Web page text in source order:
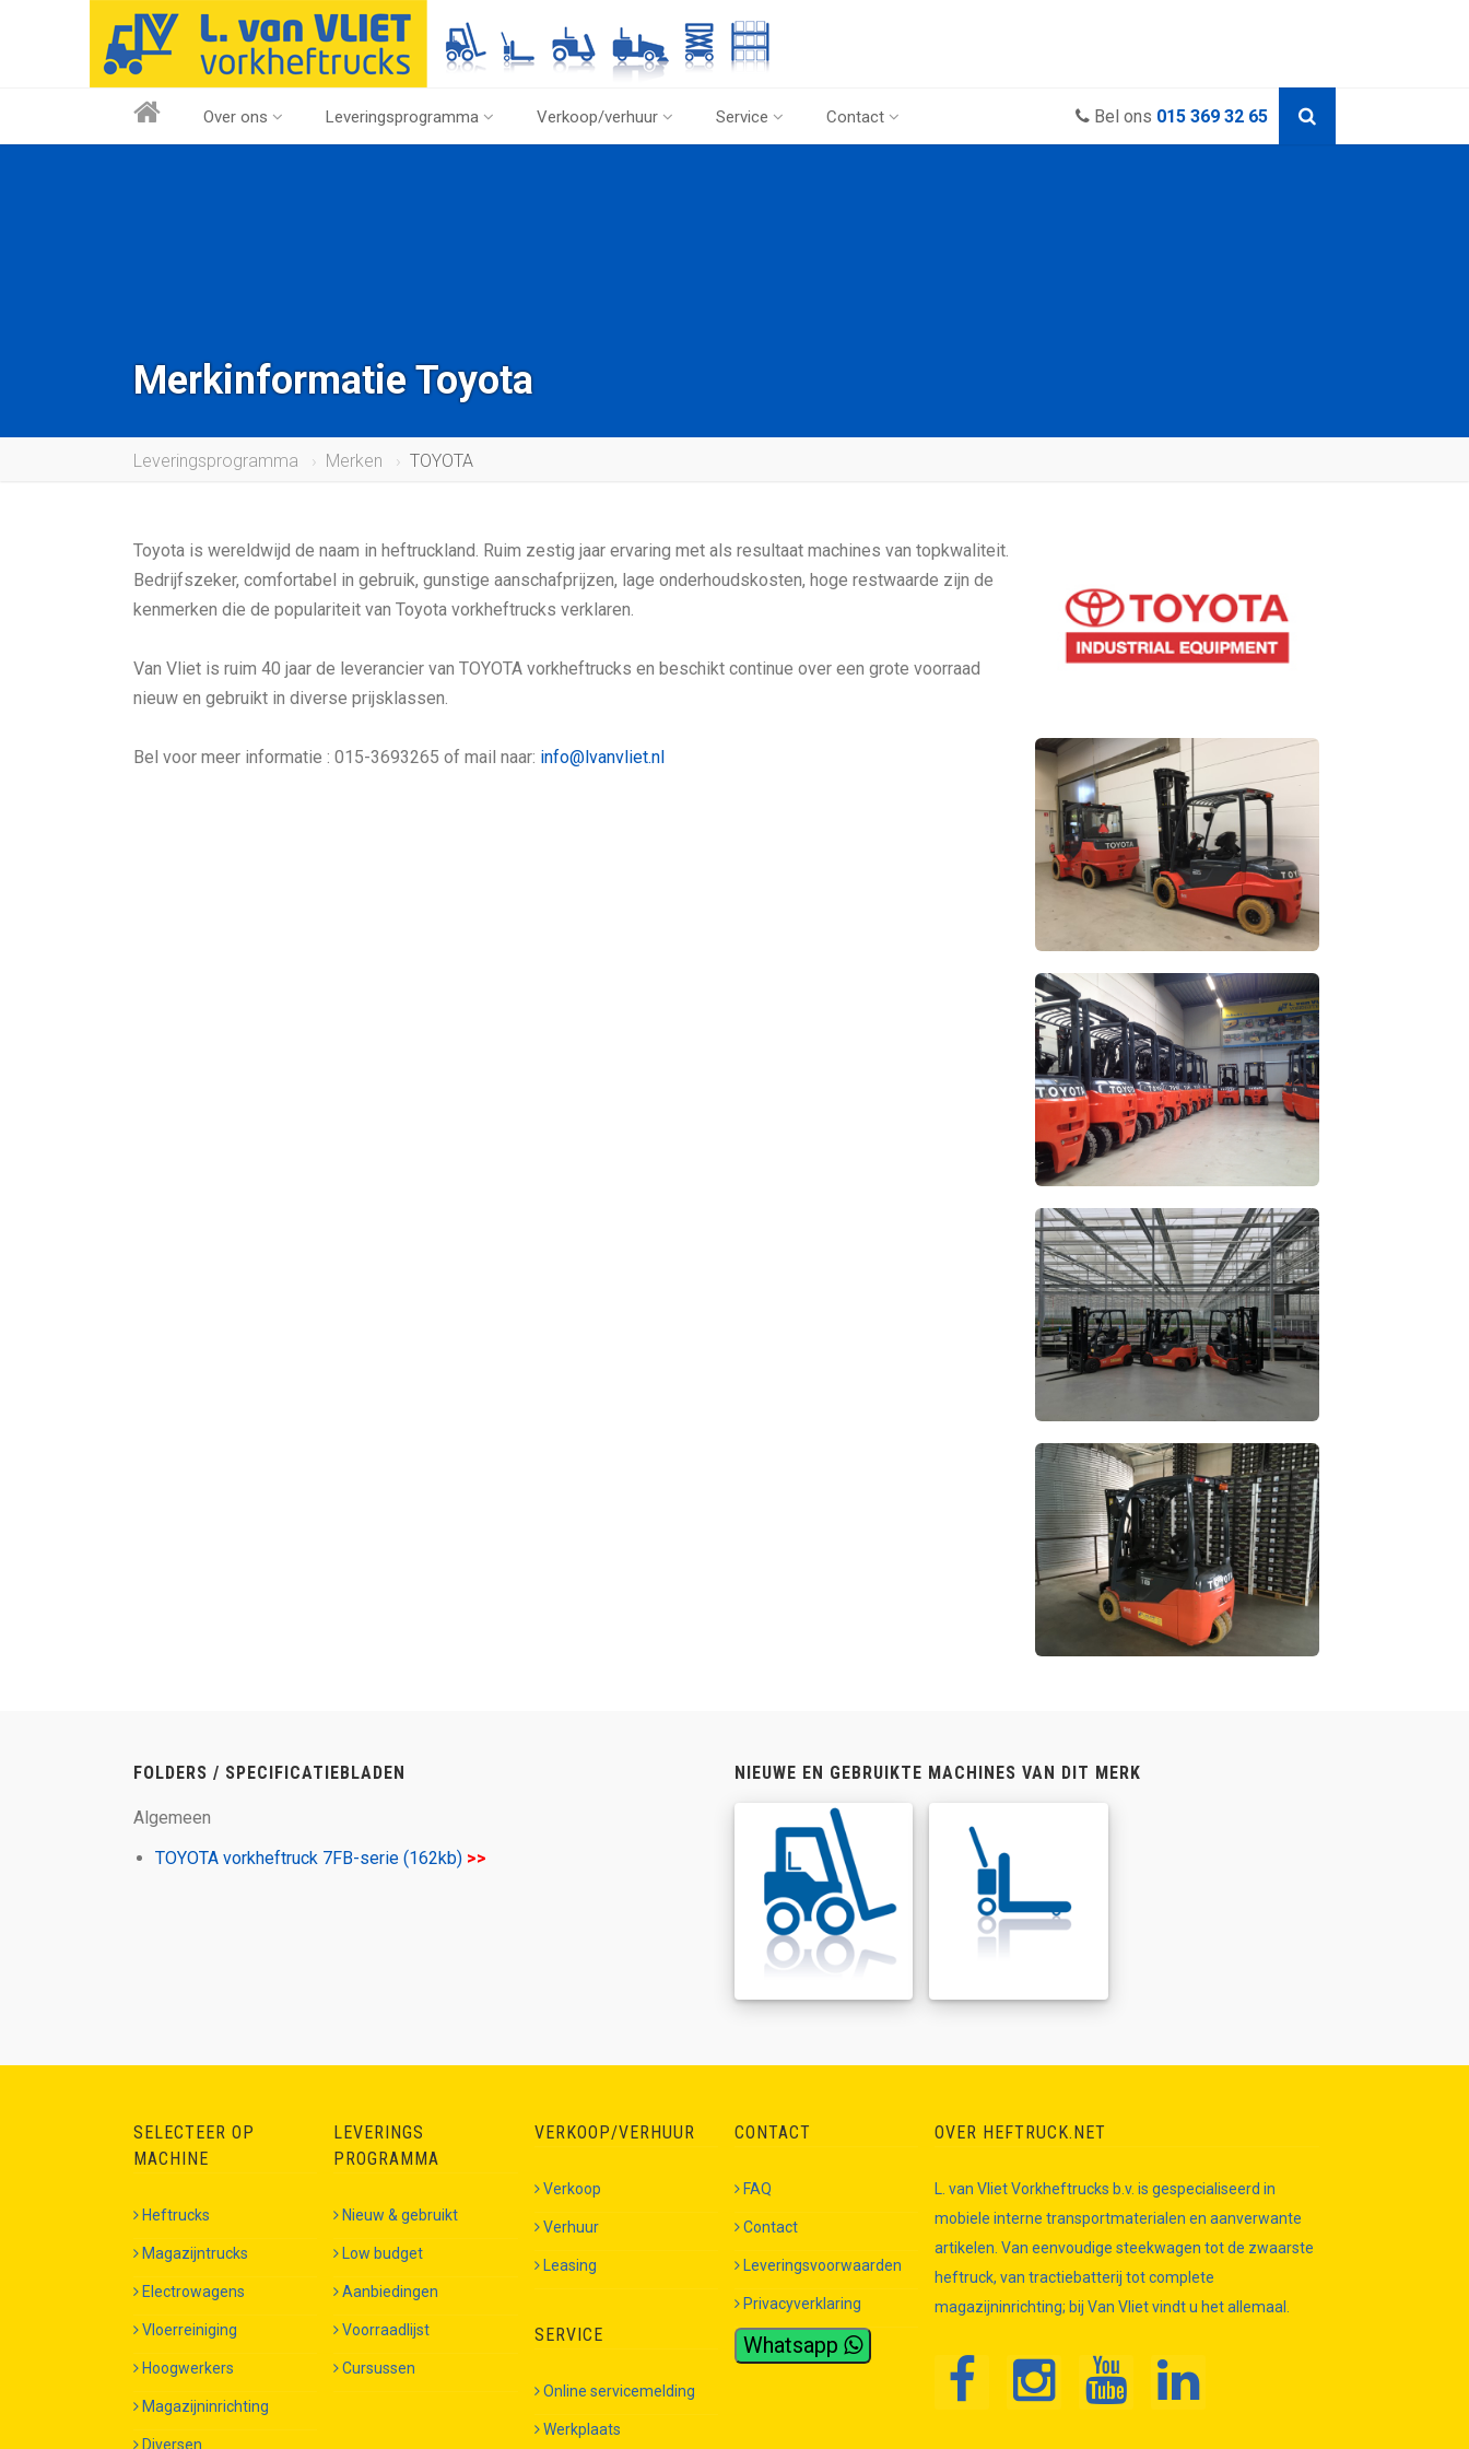
Bel ons 015 369 32 65
Over ons Leveringsprogramma Verkoop/verhuur Service Contact
Merkinformatie Toyota
Leveringsprogramma Merken TOYOTA
Toyota is wereldwijd de naam in heftruckland. Ruim zestig jaar ervaring met als resultaat machines van topkwaliteit.
Bedrijfszeker, comfortabel in gebruik, gunstige aanschafprijzen, lage onderhoudskosten, hoge restwaarde zijn de
kenmerken die de populariteit van Toyota vorkheftrucks verklaren.
Van Vliet is ruim 40 jaar de leverancier van TOYOTA vorkheftrucks en beschikt continue over een grote voorraad
nieuw en gebruikt in diverse prijsklassen.
Bel voor meer informatie : 015-3693265 of mail naar: info@lvanvliet.nl
FOLDERS / SPECIFICATIEBLADEN
Algemeen
TOYOTA vorkheftruck 7FB-serie (162kb) >>
NIEUWE EN GEBRUIKTE MACHINES VAN DIT MERK
SELECTEER OP
MACHINE
Heftrucks
Magazijntrucks
Electrowagens
Vloerreiniging
Hoogwerkers
Magazijninrichting
Diversen
LEVERINGS
PROGRAMMA
Nieuw & gebruikt
Low budget
Aanbiedingen
Voorraadlijst
Cursussen
VERKOOP/VERHUUR
Verkoop
Verhuur
Leasing
SERVICE
Online servicemelding
Werkplaats
CONTACT
FAQ
Contact
Leveringsvoorwaarden
Privacyverklaring
Whatsapp
OVER HEFTRUCK.NET
L. van Vliet Vorkheftrucks b.v. is gespecialiseerd in
mobiele interne transportmaterialen en aanverwante
artikelen. Van eenvoudige steekwagen tot de zwaarste
heftruck, van tractiebatterij tot complete
magazijninrichting; bij Van Vliet vindt u het allemaal.